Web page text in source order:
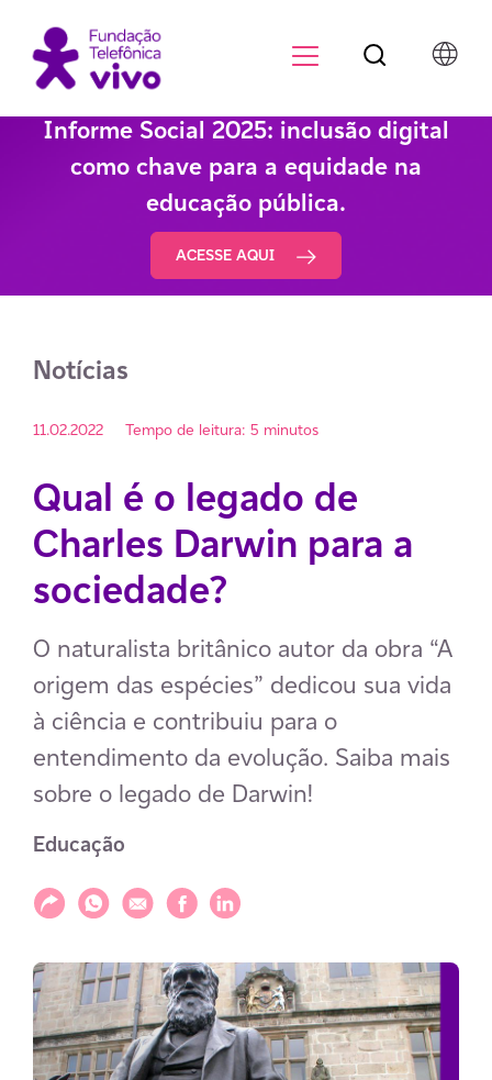
Informe Social 2025: inclusão digital
como chave para a equidade na
educação pública.
ACESSE AQUI
Notícias
11.02.2022 Tempo de leitura: 5 minutos
Qual é o legado de
Charles Darwin para a
sociedade?
O naturalista britânico autor da obra “A
origem das espécies” dedicou sua vida
à ciência e contribuiu para o
entendimento da evolução. Saiba mais
sobre o legado de Darwin!
Educação
Compartilhar
Compartilhar via WhatsApp
Compartilhar via E-mail
Compartilhar via Facebook
Compartilhar via LinkedIn
Botão de